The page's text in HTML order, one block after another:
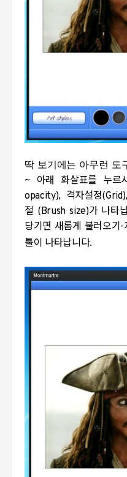
딱 보기에는 아무런 도
~ 아래 화살표를 누르
opacity), 격자설정(Grid),
절 (Brush size)가 나타
당기면 새롭게 불러오기 -
툴이 나타납니다.